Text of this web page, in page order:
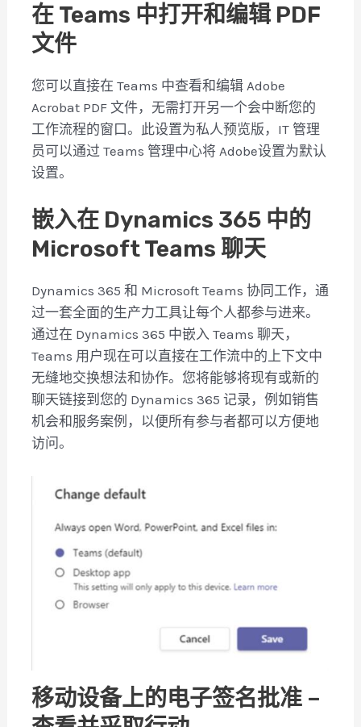
在 Teams 中打开和编辑 PDF
文件
您可以直接在 Teams 中查看和编辑 Adobe
Acrobat PDF 文件，无需打开另一个会中断您的
工作流程的窗口。此设置为私人预览版，IT 管理
员可以通过 Teams 管理中心将 Adobe设置为默认
设置。
嵌入在 Dynamics 365 中的
Microsoft Teams 聊天
Dynamics 365 和 Microsoft Teams 协同工作，通
过一套全面的生产力工具让每个人都参与进来。
通过在 Dynamics 365 中嵌入 Teams 聊天，
Teams 用户现在可以直接在工作流中的上下文中
无缝地交换想法和协作。您将能够将现有或新的
聊天链接到您的 Dynamics 365 记录，例如销售
机会和服务案例，以便所有参与者都可以方便地
访问。
移动设备上的电子签名批准 –